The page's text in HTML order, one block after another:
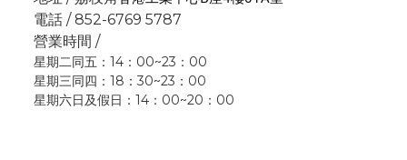
電話 / 852-6769 5787
營業時間 /
星期二同五：14：00~23：00
星期三同四：18：30~23：00
星期六日及假日：14：00~20：00